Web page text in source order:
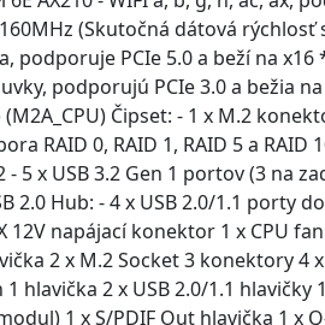
(Skutočná dátová
podporuje PCIe 5.0 a beží na
podporujú PCIe 3.0 a bežia
Čipset: - 1 x M.2
RAID 0, RAID 1, RAID 5 a
5 x USB 3.2 Gen 1 portov (3 na
2.0 Hub: - 4 x USB 2.0/1.1
12V napájací konektor 1 x CPU
2 x M.2 Socket 3 konektory
hlavička 2 x USB 2.0/1.1
modul) 1 x S/PDIF Out hlavička 1